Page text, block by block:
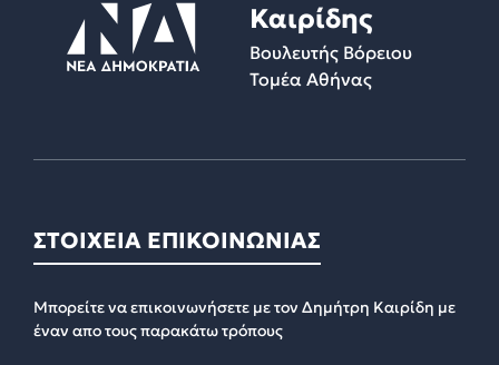
Καιρίδης
Βουλευτής Βόρειου
Τομέα Αθήνας
ΣΤΟΙΧΕΙΑ ΕΠΙΚΟΙΝΩΝΙΑΣ
Μπορείτε να επικοινωνήσετε με τον Δημήτρη Καιρίδη με
έναν απο τους παρακάτω τρόπους